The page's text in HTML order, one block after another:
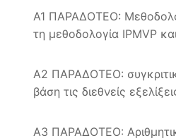
Α1 ΠΑΡΑΔΟΤΕΟ:
τη μεθοδολογία IPMVP
Α2 ΠΑΡΑΔΟΤΕΟ:
βάση τις διεθνείς
Α3 ΠΑΡΑΔΟΤΕΟ: